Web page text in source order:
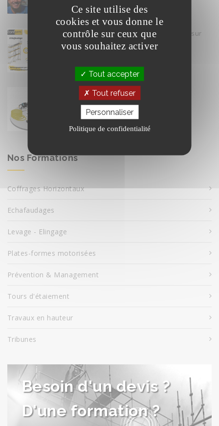
Formation Echafaudage R408 INRS sur
Lyon Est
Qui contrôle vos EPI antichute ?
17 février
Nos Formations
Coffrages Horizontaux
Echafaudages
Levage - Elingage
Plates-formes motorisées
Prévention & Management
Tours d'étaiement
Travaux en hauteur
Tribunes
Besoin d'un devis ?
D'une formation ?
Ce site utilise des
cookies et vous donne le
contrôle sur ceux que
vous souhaitez activer
Tout accepter
Tout refuser
Personnaliser
Politique de confidentialité